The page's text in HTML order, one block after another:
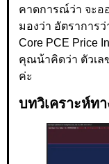
คาดการณ์ว่า จะอ
มองว่า อัตราการ
Core PCE Price
คุณน้าคิดว่า ตัวเล
ค่ะ
บทวิเคราะห์ท